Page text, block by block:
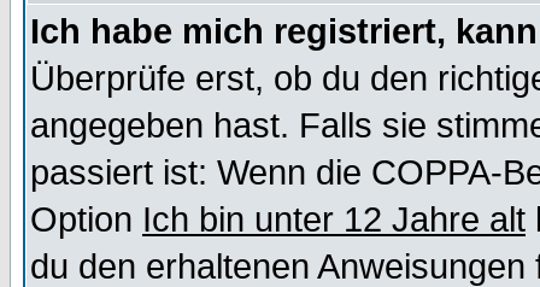
Ich habe mich registriert,
Überprüfe erst, ob du den
angegeben hast. Falls sie
passiert ist: Wenn die COPPA-
Option Ich bin unter 12 Jahre alt
du den erhaltenen